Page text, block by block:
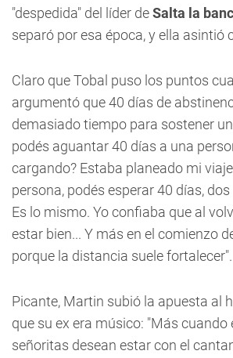
"despedida" del líder deSalta la
separó por esa época, y ella asintió
Claro que Tobal puso los puntos
argumentó que 40 días de
demasiado tiempo para sostener
podés aguantar 40 días a una
cargando? Estaba planeado mi
persona, podés esperar 40 días,
Es lo mismo. Yo confiaba que al
estar bien... Y más en el comienzo
porque la distancia suele fortalecer".
Picante, Martin subió la apuesta al
que su ex era músico: "Más cuando
señoritas desean estar con el